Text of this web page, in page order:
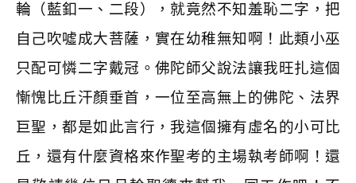
輪（藍釦一、二段），就竟然不知羞恥二字，把
自己吹噓成大菩薩，實在幼稚無知啊！此類小巫
只配可憐二字戴冠。佛陀師父說法讓我旺扎這個
慚愧比丘汗顏垂首，一位至高無上的佛陀、法界
巨聖，都是如此言行，我這個擁有虛名的小可比
丘，還有什麼資格來作聖考的主場執考師啊！還